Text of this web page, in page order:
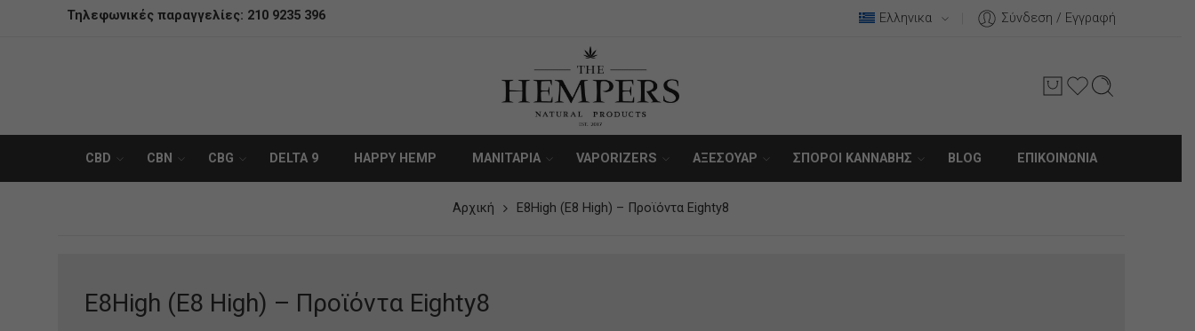
Τηλεφωνικές παραγγελίες: 210 9235 396 Ελληνικα Σύνδεση / Εγγραφή
CBD CBN CBG DELTA 9 HAPPY HEMP ΜΑΝΙΤΑΡΙΑ VAPORIZERS ΑΞΕΣΟΥΆΡ ΣΠΌΡΟΙ ΚΆΝΝΑΒΗΣ BLOG ΕΠΙΚΟΙΝΩΝΊΑ
Αρχική E8High (E8 High) – Προϊόντα Eighty8
E8High (E8 High) – Προϊόντα Eighty8